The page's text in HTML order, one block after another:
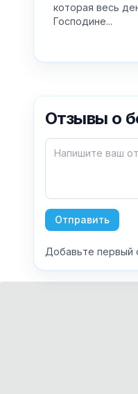
которая весь
Господине...
Отзывы о
Отправить
Добавьте первый